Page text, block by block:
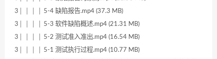
3│ │ │ │ 5-4 缺陷报告.mp4 (37.3 MB)
3│ │ │ │ 5-3 软件缺陷概述.mp4 (21.31 MB)
3│ │ │ │ 5-2 测试准入准出.mp4 (16.54 MB)
3│ │ │ │ 5-1 测试执行过程.mp4 (10.77 MB)